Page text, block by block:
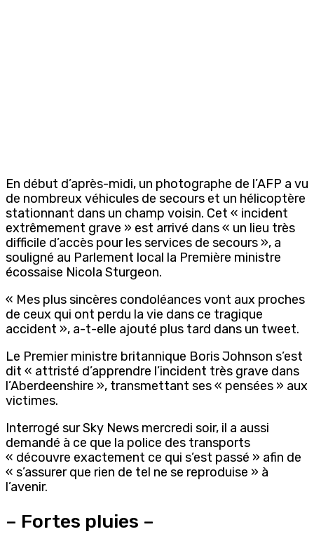
En début d’après-midi, un photographe de l’AFP a vu
de nombreux véhicules de secours et un hélicoptère
stationnant dans un champ voisin. Cet « incident
extrêmement grave » est arrivé dans « un lieu très
difficile d’accès pour les services de secours », a
souligné au Parlement local la Première ministre
écossaise Nicola Sturgeon.
« Mes plus sincères condoléances vont aux proches
de ceux qui ont perdu la vie dans ce tragique
accident », a-t-elle ajouté plus tard dans un tweet.
Le Premier ministre britannique Boris Johnson s’est
dit « attristé d’apprendre l’incident très grave dans
l’Aberdeenshire », transmettant ses « pensées » aux
victimes.
Interrogé sur Sky News mercredi soir, il a aussi
demandé à ce que la police des transports
« découvre exactement ce qui s’est passé » afin de
« s’assurer que rien de tel ne se reproduise » à
l’avenir.
– Fortes pluies –